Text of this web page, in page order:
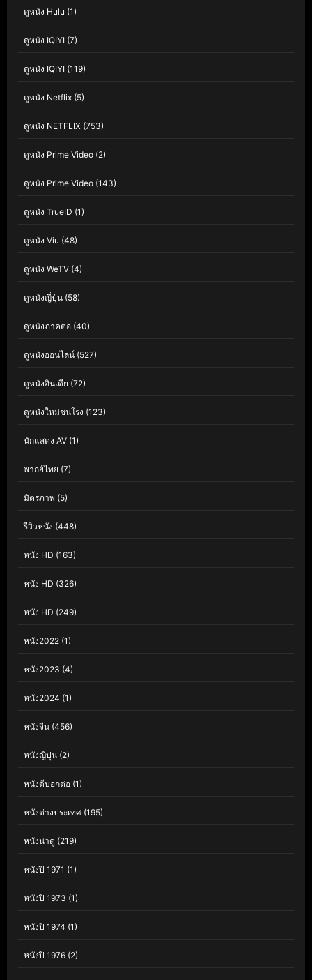
ดูหนัง Hulu (1)
ดูหนัง IQIYI (7)
ดูหนัง IQIYI (119)
ดูหนัง Netflix (5)
ดูหนัง NETFLIX (753)
ดูหนัง Prime Video (2)
ดูหนัง Prime Video (143)
ดูหนัง TrueID (1)
ดูหนัง Viu (48)
ดูหนัง WeTV (4)
ดูหนังญี่ปุ่น (58)
ดูหนังภาคต่อ (40)
ดูหนังออนไลน์ (527)
ดูหนังอินเดีย (72)
ดูหนังใหม่ชนโรง (123)
นักแสดง AV (1)
พากย์ไทย (7)
มิตรภาพ (5)
รีวิวหนัง (448)
หนัง HD (163)
หนัง HD (326)
หนัง HD (249)
หนัง2022 (1)
หนัง2023 (4)
หนัง2024 (1)
หนังจีน (456)
หนังญี่ปุ่น (2)
หนังดีบอกต่อ (1)
หนังต่างประเทศ (195)
หนังน่าดู (219)
หนังปี 1971 (1)
หนังปี 1973 (1)
หนังปี 1974 (1)
หนังปี 1976 (2)